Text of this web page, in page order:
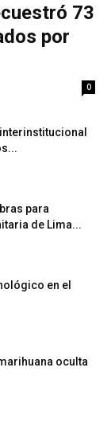
73
por
0
para
de Lima...
en el
oculta